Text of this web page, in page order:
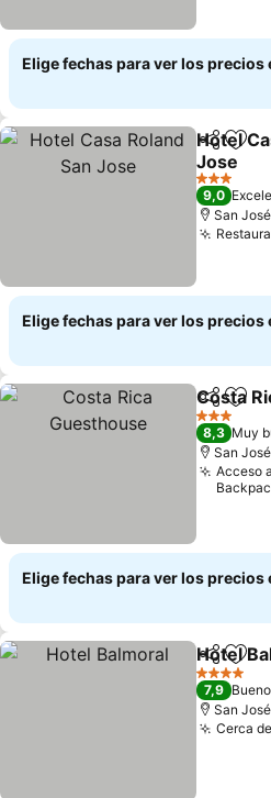
Elige fechas para ver los precios
Hotel
Jose
3 Estrellas
9,0
San José
Elige fechas para ver los precios
Costa
3 Estrellas
8,3 Muy
San José
Acceso
Elige fechas para ver los precios
Hotel
4 Estrellas
7,9 Bueno
San José
Cerca